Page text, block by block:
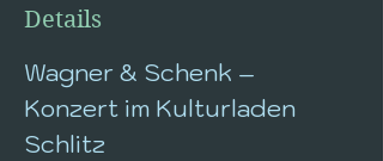
Details
Wagner & Schenk –
Konzert im Kulturladen
Schlitz